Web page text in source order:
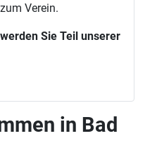
Verein.
Sie Teil unserer
in Bad